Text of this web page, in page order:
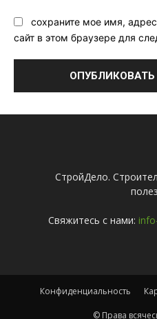
сохраните мое имя,
сайт в этом браузере для
СтройДело.
Свяжитесь с нами:
Конфиденциальность
© Права